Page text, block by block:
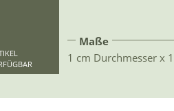
Maße
1 cm Durchmesser x